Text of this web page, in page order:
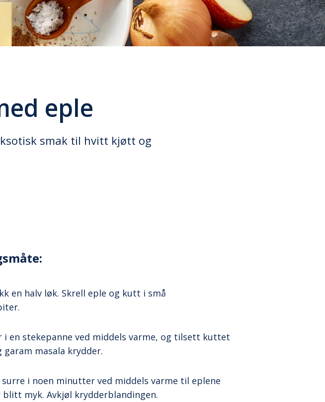
eple
smak til hvitt kjøtt og
en halv løk. Skrell eple og kutt i små
i en stekepanne ved middels varme, og tilsett kuttet
garam masala krydder.
surre i noen minutter ved middels varme til eplene
blitt myk. Avkjøl krydderblandingen.